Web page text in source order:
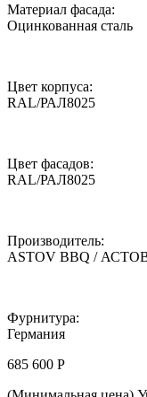
Материал фасада:
Оцинкованная сталь
Цвет корпуса:
RAL/РАЛ8025
Цвет фасадов:
RAL/РАЛ8025
Производитель:
ASTOV BBQ /
Фурнитура:
Германия
685 600 Р